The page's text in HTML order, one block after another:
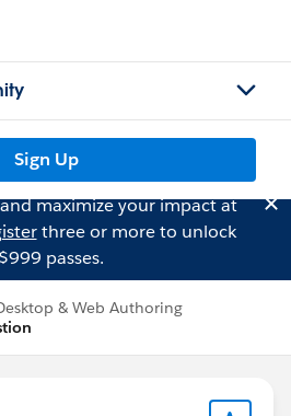
Sign Up
maximize your impact at
three or more to unlock
$999 passes.
& Web Authoring